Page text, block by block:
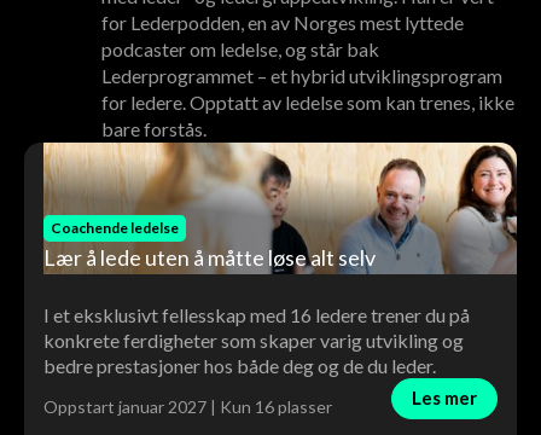
for Lederpodden, en av Norges mest lyttede
podcaster om ledelse, og står bak
Lederprogrammet – et hybrid utviklingsprogram
for ledere. Opptatt av ledelse som kan trenes, ikke
bare forstås.
Coachende ledelse
Lær å lede uten å måtte løse alt selv
I et eksklusivt fellesskap med 16 ledere trener du på
konkrete ferdigheter som skaper varig utvikling og
bedre prestasjoner hos både deg og de du leder.
Oppstart januar 2027 | Kun 16 plasser Les mer